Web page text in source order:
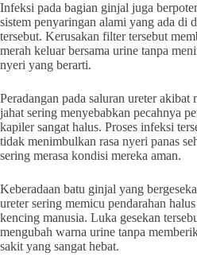
Infeksi pada bagian ginjal juga
sistem penyaringan alami yang ada di
tersebut. Kerusakan filter tersebut
merah keluar bersama urine tanpa
nyeri yang berarti.
Peradangan pada saluran ureter akibat
jahat sering menyebabkan pecahnya
kapiler sangat halus. Proses infeksi
tidak menimbulkan rasa nyeri panas
sering merasa kondisi mereka aman.
Keberadaan batu ginjal yang
ureter sering memicu pendarahan
kencing manusia. Luka gesekan
mengubah warna urine tanpa
sakit yang sangat hebat.